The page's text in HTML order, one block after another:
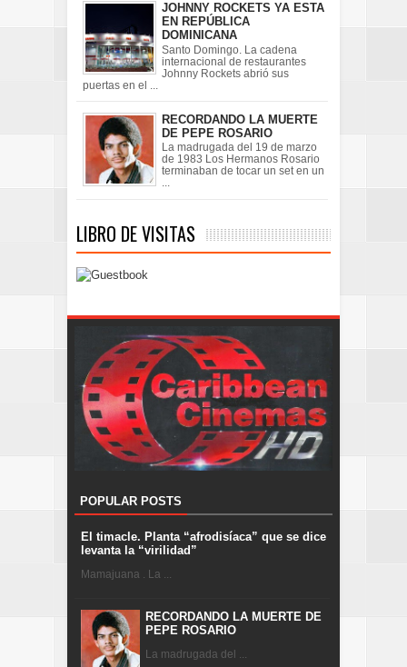
JOHNNY ROCKETS YA ESTA
EN REPÚBLICA
DOMINICANA
Santo Domingo. La cadena
internacional de restaurantes
Johnny Rockets abrió sus
puertas en el ...
RECORDANDO LA MUERTE
DE PEPE ROSARIO
La madrugada del 19 de marzo
de 1983 Los Hermanos Rosario
terminaban de tocar un set en un
...
LIBRO DE VISITAS
POPULAR POSTS
El timacle. Planta “afrodisíaca” que se dice
levanta la “virilidad”
Mamajuana . La ...
RECORDANDO LA MUERTE DE
PEPE ROSARIO
La madrugada del ...